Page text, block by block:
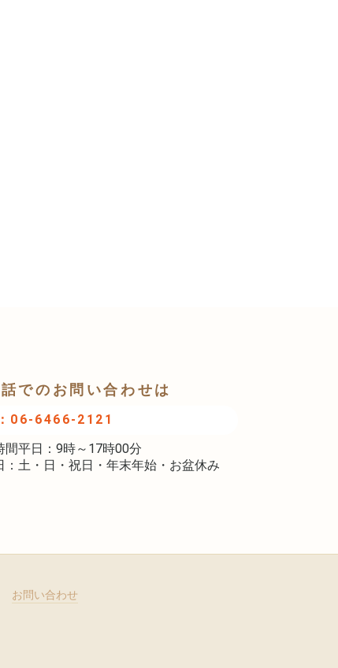
でのお問い合わせは
06-6466-2121
間平日：9時～17時00分
：土・日・祝日・年末年始・お盆休み
お問い合わせ